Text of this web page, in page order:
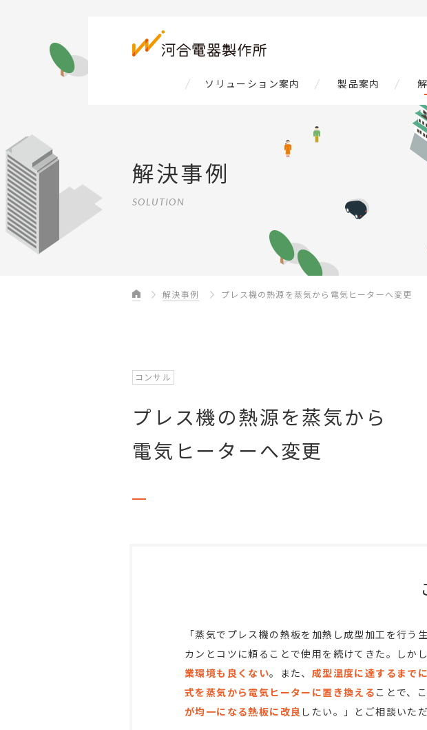
ソリューション案内 製品案内
解決事例
SOLUTION
解決事例 プレス機の熱源を蒸気から電気ヒーターへ変更
コンサル
プレス機の熱源を蒸気から
電気ヒーターへ変更
「蒸気でプレス機の熱板を加熱し成型加工を行
カンとコツに頼ることで使用を続けてきた。しか
業環境も良くない。また、 成型温度に達するまで
式を蒸気から電気ヒーターに置き換える ことで、
が均一になる熱板に改良 したい。」とご相談いた